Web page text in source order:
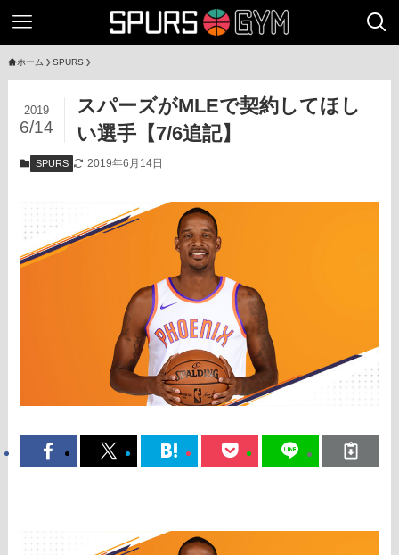
ホーム SPURS
スパーズがMLEで契約してほし
い選手【7/6追記】
2019
6/14
SPURS 2019年6月14日